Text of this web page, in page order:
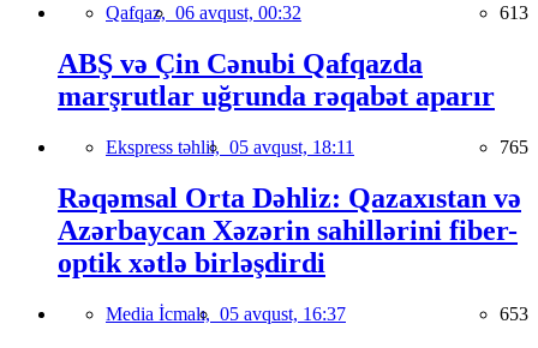
Qafqaz, 06 avqust, 00:32 613
ABŞ və Çin Cənubi Qafqazda
marşrutlar uğrunda rəqabət aparır
Ekspress təhlil, 05 avqust, 18:11 765
Rəqəmsal Orta Dəhliz: Qazaxıstan və
Azərbaycan Xəzərin sahillərini fiber-
optik xətlə birləşdirdi
Media İcmalı, 05 avqust, 16:37 653